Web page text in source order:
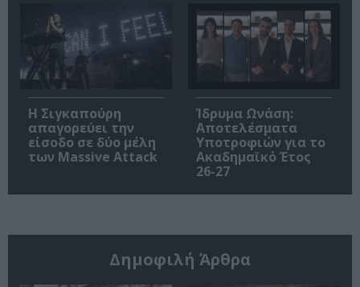
Η Σιγκαπούρη
απαγορεύει την
είσοδο σε δύο μέλη
των Massive Attack
Ίδρυμα Ωνάση:
Αποτελέσματα
Υποτροφιών για το
Ακαδημαϊκό Έτος
26-27
Δημοφιλή Άρθρα